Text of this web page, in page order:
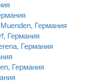
Германия
Германия
Германия
Германия